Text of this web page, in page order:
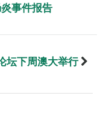
事件报告
坛下周澳大举行